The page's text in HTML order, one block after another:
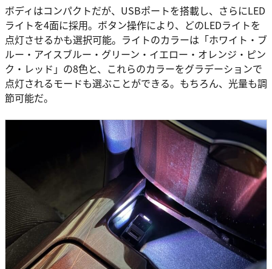
ボディはコンパクトだが、USBポートを搭載し、さらにLED
ライトを4面に採用。ボタン操作により、どのLEDライトを
点灯させるかも選択可能。ライトのカラーは「ホワイト・ブ
ルー・アイスブルー・グリーン・イエロー・オレンジ・ピン
ク・レッド」の8色と、これらのカラーをグラデーションで
点灯されるモードも選ぶことができる。もちろん、光量も調
節可能だ。